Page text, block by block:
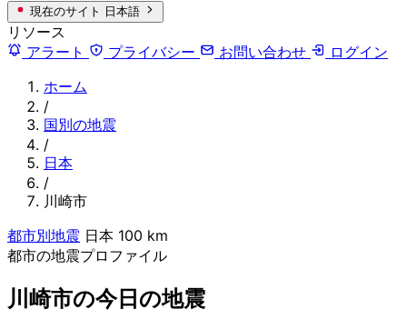
現在のサイト 日本語
リソース
アラート
プライバシー お問い合わせ
ログイン
ホーム
/
国別の地震
/
日本
/
川崎市
都市別地震 日本 100 km
都市の地震プロファイル
川崎市の今日の地震